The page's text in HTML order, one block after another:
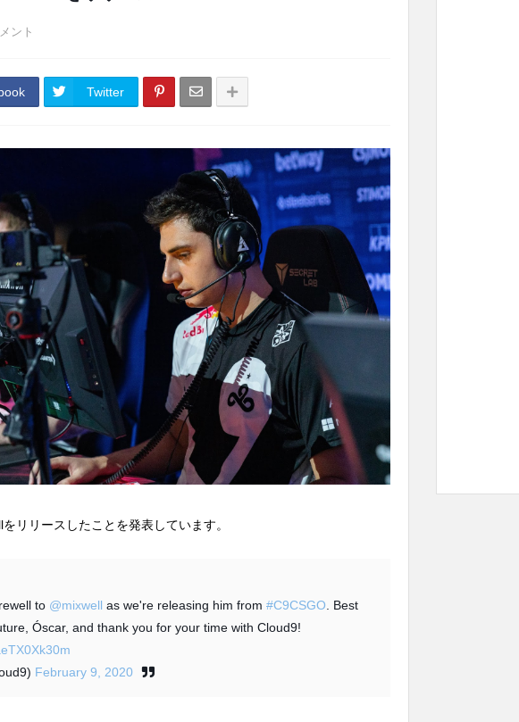
ント
Twitter
をリリースしたことを発表しています。
to @mixwell as we're releasing him from #C9CSGO . Best
Óscar, and thank you for your time with Cloud9!
February 9, 2020